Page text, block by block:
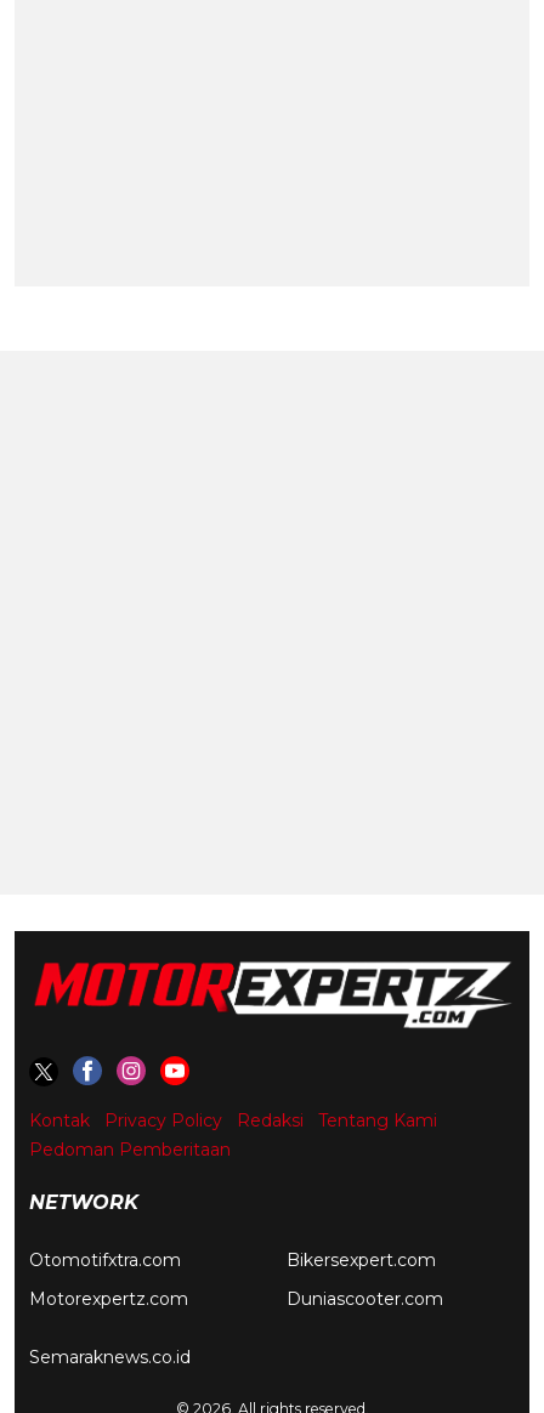
Kontak Privacy Policy Redaksi
Tentang Kami
Pedoman Pemberitaan
NETWORK
Otomotifxtra.com
Motorexpertz.com
Bikersexpert.com
Duniascooter.com
Semaraknews.co.id
© 2026. All rights reserved.